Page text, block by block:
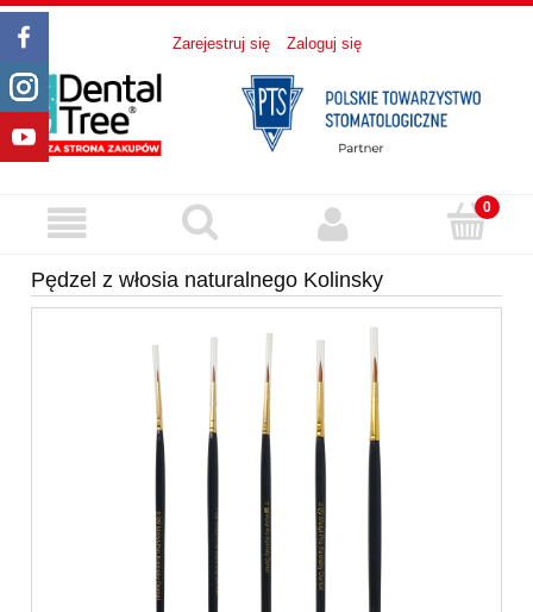
Zarejestruj się Zaloguj się
Pędzel z włosia naturalnego Kolinsky